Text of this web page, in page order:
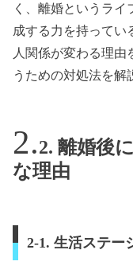
く、離婚というラ
成する力を持ってい
人関係が変わる理
うための対処法を解
2. 離婚後
な理由
2-1. 生活ステー